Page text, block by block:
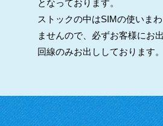
となっております。
ストックの中はSIMの使いま
ませんので、必ずお客様にお
回線のみお出ししております。